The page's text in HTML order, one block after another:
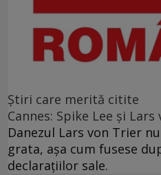
Ştiri care merită citite
Cannes: Spike Lee şi
Danezul Lars von Trier
grata, aşa cum fusese
declaraţiilor sale.